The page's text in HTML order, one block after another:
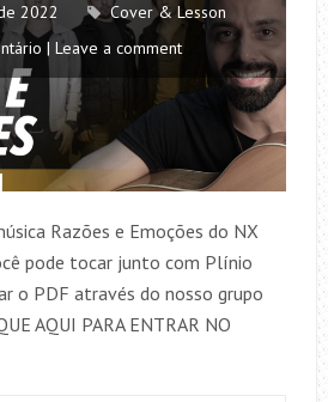
2022
Cover & Lesson
| Leave a comment
Razões e Emoções do NX
pode tocar junto com Plínio
o PDF através do nosso grupo
AQUI PARA ENTRAR NO